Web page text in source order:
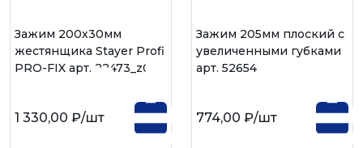
Зажим 200х30мм
жестянщика Stayer Profi
PRO-FIX арт. 22473_z01
1 330,00 ₽/шт
Зажим 205мм плоский с
увеличенными губками
арт. 52654
774,00 ₽/шт